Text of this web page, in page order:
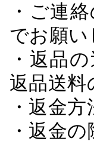
・ご連
でお願い
・返品
返品送
・返金
・返金